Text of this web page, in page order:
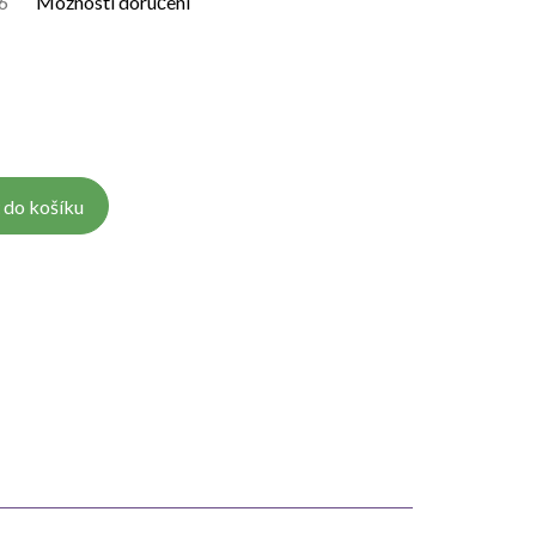
košíku